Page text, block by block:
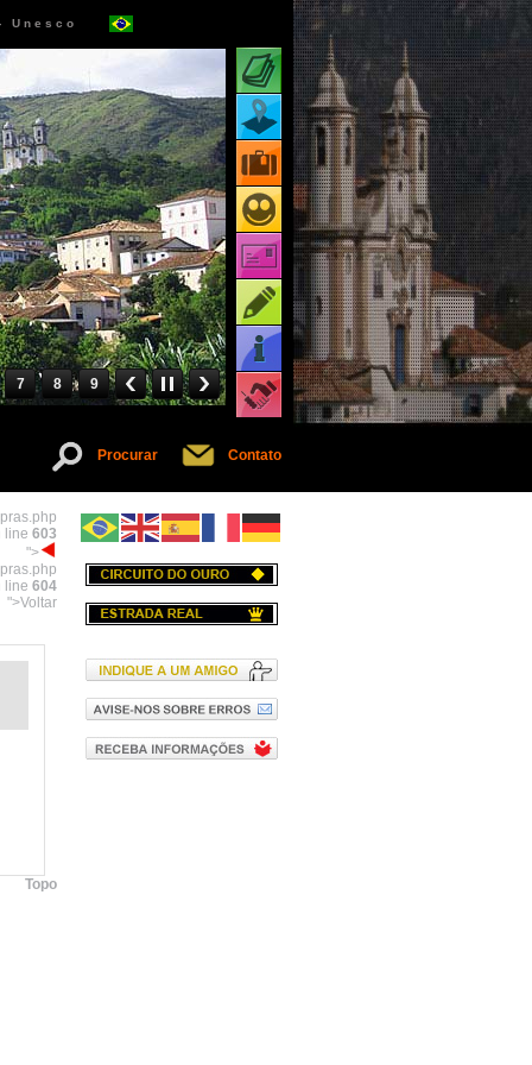
Unesco
7 8 9
Atrações turísticas
Mapa de atrações
Pacotes turísticos
Receptivos turísticos
Cartões virtuais
Dicas
Informações
Serviços
Procurar Contato
line 603
">
line 604
">Voltar
Topo